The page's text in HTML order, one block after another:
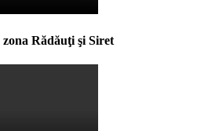
Rădăuţi şi Siret